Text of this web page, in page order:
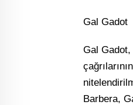
Gal Gadot
Gal Gadot,
Barbera,